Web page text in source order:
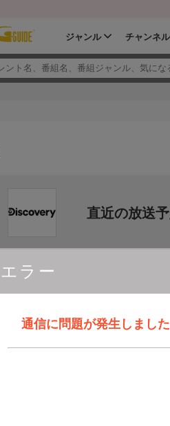
ジャンル チャンネ
エラー
通信に問題が発生しまし
直近の放送